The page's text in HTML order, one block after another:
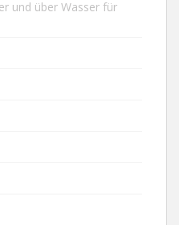
und über Wasser für